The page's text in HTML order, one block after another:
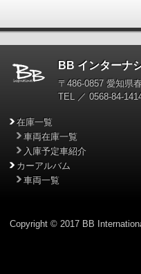
BB インターナ
〒486-0857 愛知県
TEL ／ 0568-84-
在庫一覧
車両在庫一覧
入庫予定車紹介
カーアルバム
車両一覧
Copyright © 2017 BB